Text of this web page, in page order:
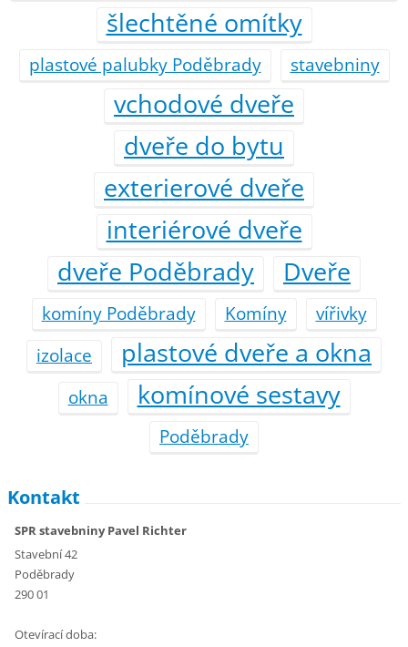
šlechtěné omítky
plastové palubky Poděbrady stavebniny
vchodové dveře
dveře do bytu
exterierové dveře
interiérové dveře
dveře Poděbrady
Dveře
komíny Poděbrady Komíny
vířivky
izolace
plastové dveře a okna
okna komínové sestavy
Poděbrady
Kontakt
SPR stavebniny Pavel Richter
Stavební 42
Poděbrady
290 01
Otevírací doba: